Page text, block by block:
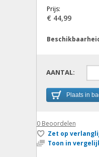
Prijs:
€ 44,99
AANTAL:
Plaats in
0Beoordelen
Zet op
Toon in